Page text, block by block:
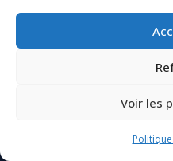
Voir les
MENTIONS